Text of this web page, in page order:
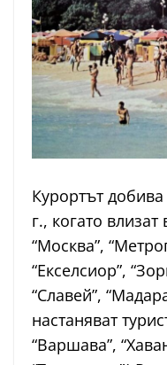
Курортът
г., когато
“Москва”,
“Екселсиор”,
“Славей”,
настаняват
“Варшава”,